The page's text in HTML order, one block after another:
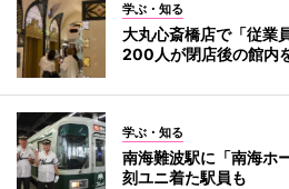
学ぶ・知る
大丸心斎橋店で「従業
200人が閉店後の館内
学ぶ・知る
南海難波駅に「南海
刻ユニ着た駅員も